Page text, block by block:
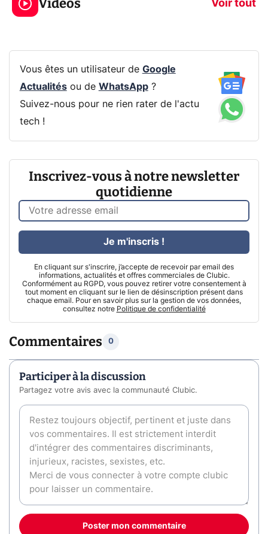
Vidéos Voir tout
prochaine Xbox ! navigation
Vous êtes un utilisateur de Google
Actualitésou de WhatsApp?
Suivez-nous pour ne rien rater de l'actu
tech !
Inscrivez-vous à notre newsletter
quotidienne
En cliquant sur s'inscrire, j’accepte de recevoir par email des
informations, actualités et offres commerciales de Clubic.
Conformément au RGPD, vous pouvez retirer votre consentement à
tout moment en cliquant sur le lien de désinscription présent dans
chaque email. Pour en savoir plus sur la gestion de vos données,
consultez notre Politique de confidentialité
Je m'inscris !
Commentaires 0
Participer à la discussion
Partagez votre avis avec la communauté Clubic.
Poster mon commentaire